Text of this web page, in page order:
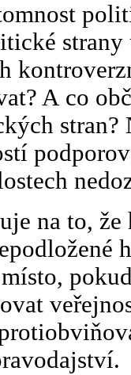
strany
A co
stran?
na to,